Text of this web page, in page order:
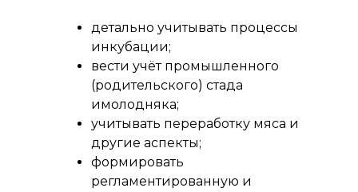
детально учитывать процессы
инкубации;
вести учёт промышленного
(родительского) стада
имолодняка;
учитывать переработку мяса и
другие аспекты;
формировать
регламентированную и